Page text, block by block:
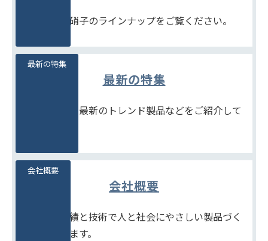
豊富な石堂硝子のラインナップをご覧ください。
最新の特集
季節商品や、最新のトレンド製品などをご紹介して
最新の特集
会社概要
たしかな実績と技術で人と社会にやさしい製品づく
りをめざします。
会社概要